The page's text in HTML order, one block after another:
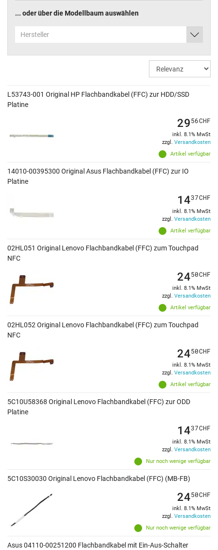
... oder über die Modellbaum auswählen
Hersteller
L53743-001 Original HP Flachbandkabel (FFC) zur HDD/SSD
Platine
Artikel verfügbar
2956CHF
inkl. 8.1% MwSt
zzgl. Versandkosten
14010-00395300 Original Asus Flachbandkabel (FFC) zur IO
Platine
Artikel verfügbar
1437CHF
inkl. 8.1% MwSt
zzgl. Versandkosten
02HL051 Original Lenovo Flachbandkabel (FFC) zum Touchpad
NFC
Artikel verfügbar
2450CHF
inkl. 8.1% MwSt
zzgl. Versandkosten
02HL052 Original Lenovo Flachbandkabel (FFC) zum Touchpad
NFC
Artikel verfügbar
2450CHF
inkl. 8.1% MwSt
zzgl. Versandkosten
5C10U58368 Original Lenovo Flachbandkabel (FFC) zur ODD
Platine
Nur noch wenige verfügbar
1437CHF
inkl. 8.1% MwSt
zzgl. Versandkosten
5C10S30030 Original Lenovo Flachbandkabel (FFC) (MB-FB)
Nur noch wenige verfügbar
2450CHF
inkl. 8.1% MwSt
zzgl. Versandkosten
Asus 04110-00251200 Flachbandkabel mit Ein-Aus-Schalter